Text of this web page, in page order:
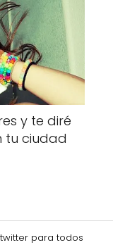
y te diré
tu ciudad
para todos